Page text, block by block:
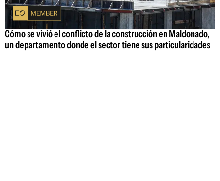
Cómo se vivió el conflicto de la construcción en Maldonado,
un departamento donde el sector tiene sus particularidades